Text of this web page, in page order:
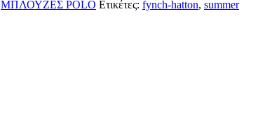
ΜΠΛΟΥΖΕΣ POLO Ετικέτες: fynch-hatton, summer